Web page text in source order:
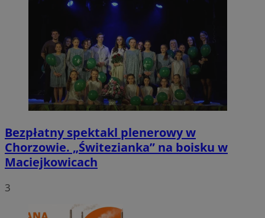
Bezpłatny spektakl plenerowy w
Chorzowie. „Świtezianka” na boisku w
Maciejkowicach
3